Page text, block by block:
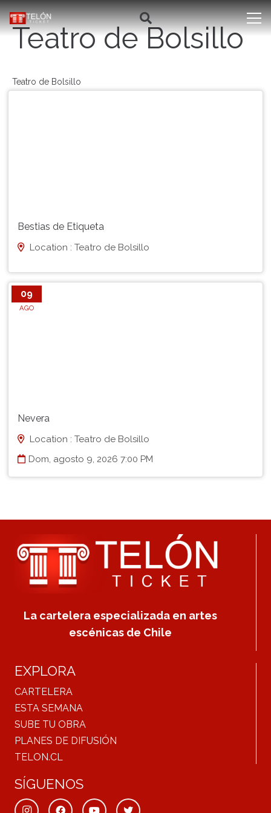
Teatro de Bolsillo
Teatro de Bolsillo
Bestias de Etiqueta
Location : Teatro de Bolsillo
09
AGO
Nevera
Location : Teatro de Bolsillo
Dom, agosto 9, 2026 7:00 PM
La cartelera especializada en artes
escénicas de Chile
EXPLORA
CARTELERA
ESTA SEMANA
SUBE TU OBRA
PLANES DE DIFUSIÓN
TELON.CL
SÍGUENOS